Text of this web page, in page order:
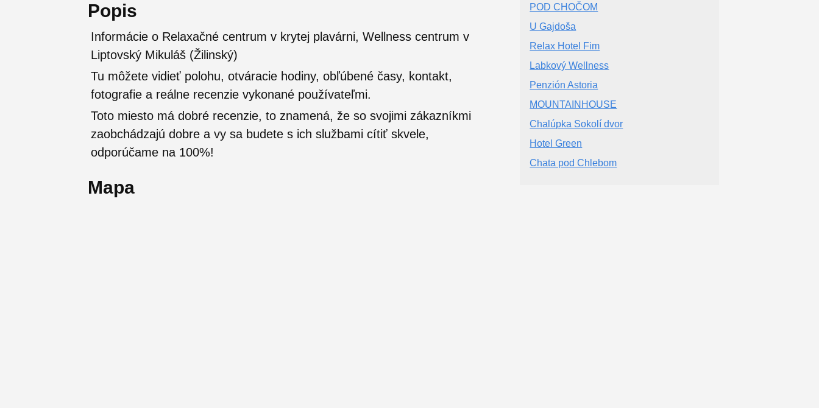
Popis
Informácie o Relaxačné centrum v krytej plavárni, Wellness centrum v
Liptovský Mikuláš (Žilinský)
Tu môžete vidieť polohu, otváracie hodiny, obľúbené časy, kontakt,
fotografie a reálne recenzie vykonané používateľmi.
Toto miesto má dobré recenzie, to znamená, že so svojimi zákazníkmi
zaobchádzajú dobre a vy sa budete s ich službami cítiť skvele,
odporúčame na 100%!
Mapa
POD CHOČOM
U Gajdoša
Relax Hotel Fim
Labkový Wellness
Penzión Astoria
MOUNTAINHOUSE
Chalúpka Sokolí dvor
Hotel Green
Chata pod Chlebom